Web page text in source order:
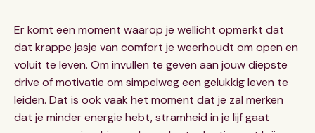
Er komt een moment waarop je wellicht opmerkt dat
dat krappe jasje van comfort je weerhoudt om open en
voluit te leven. Om invullen te geven aan jouw diepste
drive of motivatie om simpelweg een gelukkig leven te
leiden. Dat is ook vaak het moment dat je zal merken
dat je minder energie hebt, stramheid in je lijf gaat